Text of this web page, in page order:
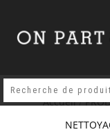
Accueil/